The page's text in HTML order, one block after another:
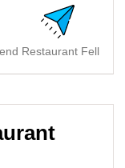
Restaurant Fellini, ..